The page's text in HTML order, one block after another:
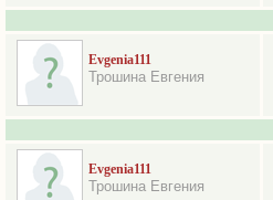
Evgenia111
Трошина Евгения
Evgenia111
Трошина Евгения